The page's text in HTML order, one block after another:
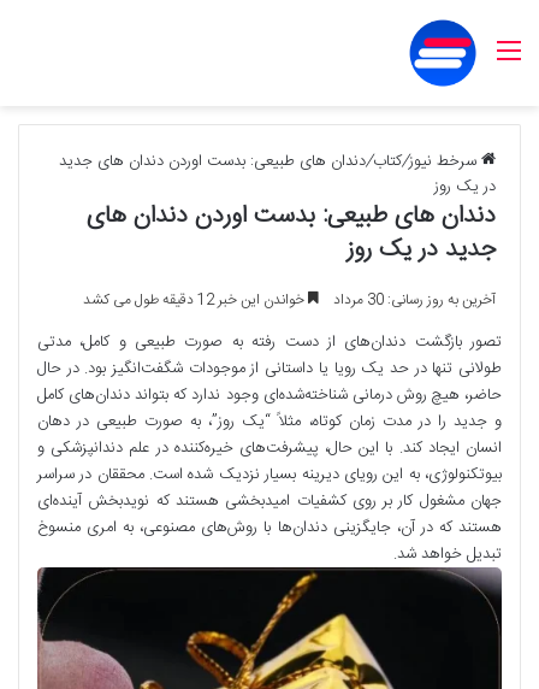
منو
سرخط نیوز/کتاب/دندان های طبیعی: بدست اوردن دندان های جدید
در یک روز
دندان های طبیعی: بدست اوردن دندان های
جدید در یک روز
آخرین به روز رسانی: 30 مرداد خواندن این خبر 12 دقیقه طول می کشد
تصور بازگشت دندان‌های از دست رفته به صورت طبیعی و کامل، مدتی
طولانی تنها در حد یک رویا یا داستانی از موجودات شگفت‌انگیز بود. در حال
حاضر، هیچ روش درمانی شناخته‌شده‌ای وجود ندارد که بتواند دندان‌های کامل
و جدید را در مدت زمان کوتاه، مثلاً “یک روز”، به صورت طبیعی در دهان
انسان ایجاد کند. با این حال، پیشرفت‌های خیره‌کننده در علم دندانپزشکی و
بیوتکنولوژی، به این رویای دیرینه بسیار نزدیک شده است. محققان در سراسر
جهان مشغول کار بر روی کشفیات امیدبخشی هستند که نویدبخش آینده‌ای
هستند که در آن، جایگزینی دندان‌ها با روش‌های مصنوعی، به امری منسوخ
تبدیل خواهد شد.